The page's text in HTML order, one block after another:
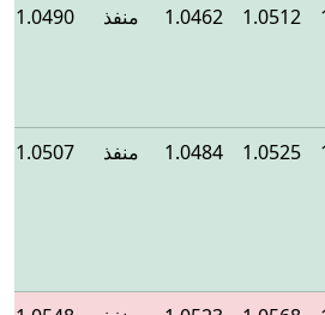
1.0512
1.0462 منفذ 1.0490
1.0525
1.0484 منفذ 1.0507